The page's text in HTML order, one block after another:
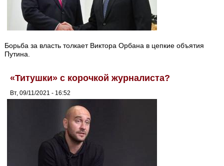
Борьба за власть толкает Виктора Орбана в цепкие объятия
Путина.
«Титушки» с корочкой журналиста?
Вт, 09/11/2021 - 16:52